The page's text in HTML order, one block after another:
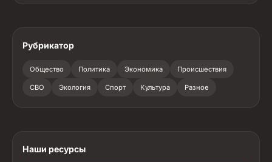
Рубрикатор
Общество Политика Экономика Происшествия
СВО Экология Спорт Культура Разное
Наши ресурсы